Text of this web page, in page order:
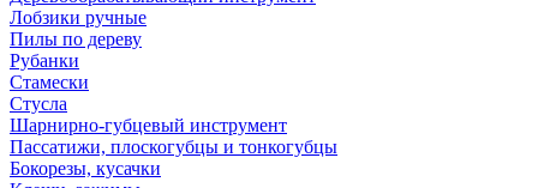
Лобзики ручные
Пилы по дереву
Рубанки
Стамески
Стусла
Шарнирно-губцевый инструмент
Пассатижи, плоскогубцы и тонкогубцы
Бокорезы, кусачки